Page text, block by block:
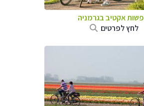
אקטיב בגרמניה
לחץ לפרטים